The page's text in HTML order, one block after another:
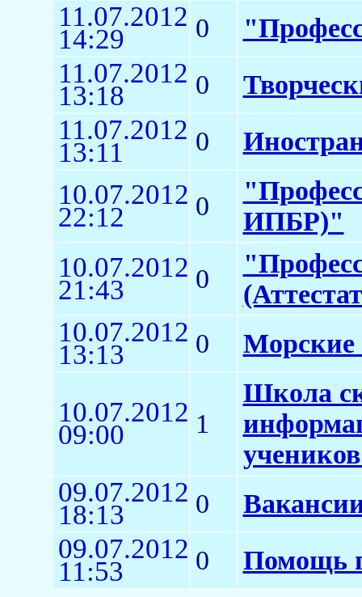
11.07.2012
14:29 0
11.07.2012
13:18 0
11.07.2012
13:11 0
10.07.2012
22:12 0
ИПБР)"
10.07.2012
21:43 0
10.07.2012
13:13 0 Морские
10.07.2012
09:00 1
Школа
09.07.2012
18:13 0
09.07.2012
11:53 0 Помощь